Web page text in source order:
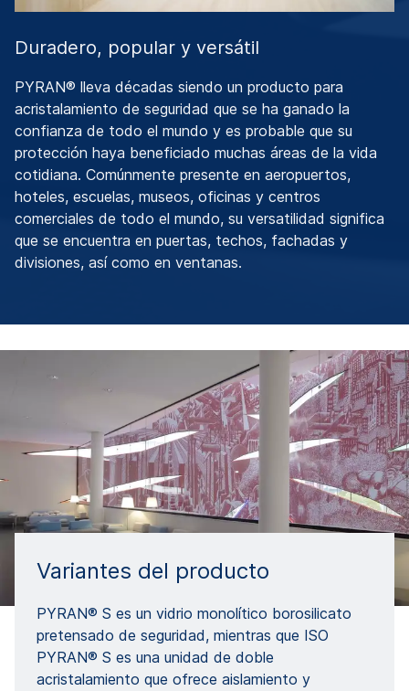
Duradero, popular y versátil
PYRAN® lleva décadas siendo un producto para
acristalamiento de seguridad que se ha ganado la
confianza de todo el mundo y es probable que su
protección haya beneficiado muchas áreas de la vida
cotidiana. Comúnmente presente en aeropuertos,
hoteles, escuelas, museos, oficinas y centros
comerciales de todo el mundo, su versatilidad significa
que se encuentra en puertas, techos, fachadas y
divisiones, así como en ventanas.
Variantes del producto
PYRAN® S es un vidrio monolítico borosilicato
pretensado de seguridad, mientras que ISO
PYRAN® S es una unidad de doble
acristalamiento que ofrece aislamiento y